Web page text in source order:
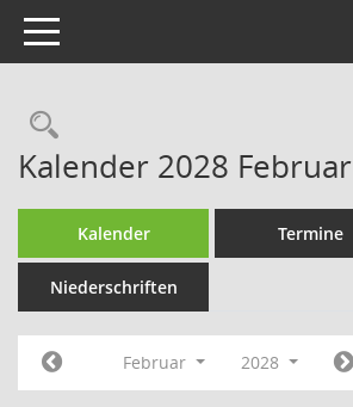
Toggle navigation
Rechercheauswahl
Kalender 2028 Februar
Kalender Termine
Niederschriften
Februar 2028